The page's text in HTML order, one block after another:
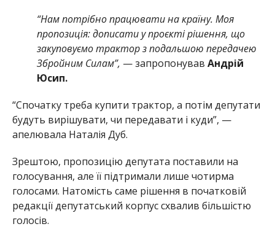
“Нам потрібно працювати на країну. Моя
пропозиція: дописати у проєкті рішення, що
закуповуємо трактор з подальшою передачею
Збройним Силам”, — запропонував Андрій
Юсип.
“Спочатку треба купити трактор, а потім депутати
будуть вирішувати, чи передавати і куди”, —
апелювала Наталія Дуб.
Зрештою, пропозицію депутата поставили на
голосування, але її підтримали лише чотирма
голосами. Натомість саме рішення в початковій
редакції депутатський корпус схвалив більшістю
голосів.